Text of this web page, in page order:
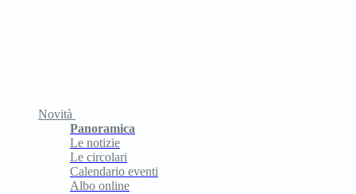
Novità
Panoramica
Le notizie
Le circolari
Calendario eventi
Albo online